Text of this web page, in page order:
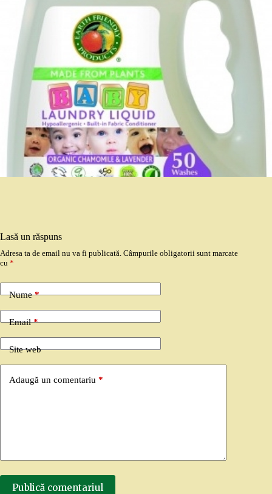
Lasă un răspuns
Adresa ta de email nu va fi publicată. Câmpurile obligatorii sunt marcate
cu *
Nume*
Email*
Site web
Adaugă un comentariu *
Publică comentariul